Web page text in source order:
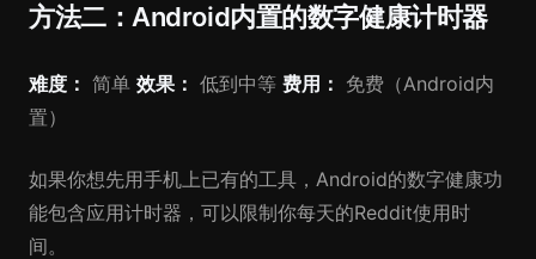
方法二：Android内置的数字健康计时器
难度： 简单 效果： 低到中等 费用： 免费（Android内
置）
如果你想先用手机上已有的工具，Android的数字健康功
能包含应用计时器，可以限制你每天的Reddit使用时
间。